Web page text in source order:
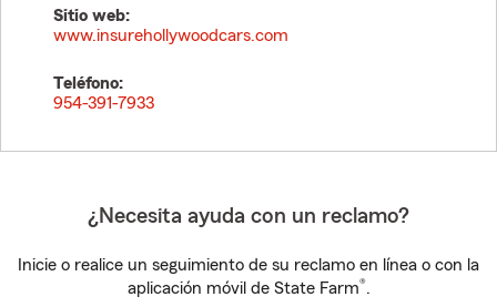
Sitio web:
www.insurehollywoodcars.com
Teléfono:
954-391-7933
¿Necesita ayuda con un reclamo?
Inicie o realice un seguimiento de su reclamo en línea o con la
aplicación móvil de State Farm®.